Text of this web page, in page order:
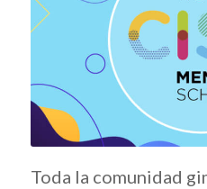
Toda la comunidad